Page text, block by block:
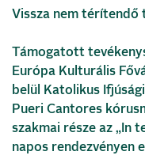
Vissza nem térítendő
Támogatott
Európa Kulturális
belül Katolikus
Pueri Cantores
szakmai része az „In
napos rendezvényen